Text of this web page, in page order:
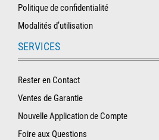
Politique de confidentialité
Modalités d’utilisation
SERVICES
Rester en Contact
Ventes de Garantie
Nouvelle Application de Compte
Foire aux Questions